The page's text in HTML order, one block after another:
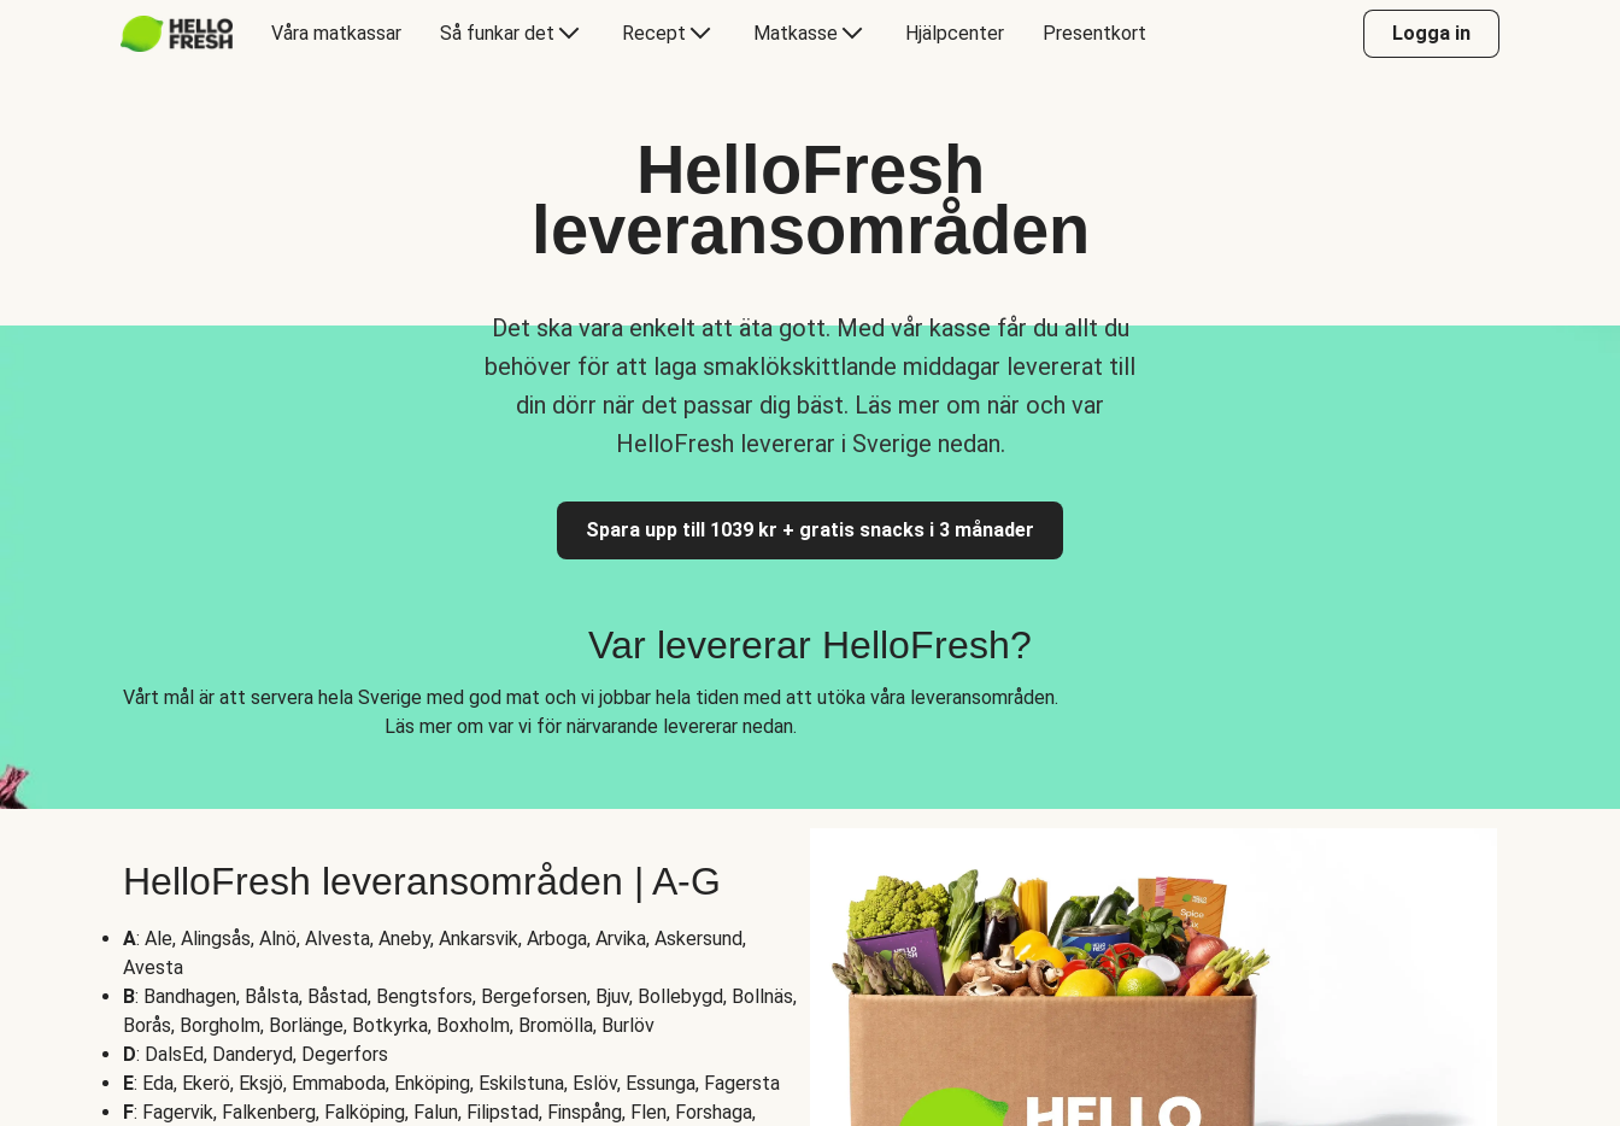
Våra matkassar Så funkar det Recept Matkasse Hjälpcenter Presentkort Logga in
HelloFresh
leveransområden
Det ska vara enkelt att äta gott. Med vår kasse får du allt du
behöver för att laga smaklökskittlande middagar levererat till
din dörr när det passar dig bäst. Läs mer om när och var
HelloFresh levererar i Sverige nedan.
Spara upp till 1039 kr + gratis snacks i 3 månader
Var levererar HelloFresh?
Vårt mål är att servera hela Sverige med god mat och vi jobbar hela tiden med att utöka våra leveransområden.
Läs mer om var vi för närvarande levererar nedan.
HelloFresh leveransområden | A-G
A: Ale, Alingsås, Alnö, Alvesta, Aneby, Ankarsvik, Arboga, Arvika, Askersund,
Avesta
B: Bandhagen, Bålsta, Båstad, Bengtsfors, Bergeforsen, Bjuv, Bollebygd, Bollnäs,
Borås, Borgholm, Borlänge, Botkyrka, Boxholm, Bromölla, Burlöv
D: DalsEd, Danderyd, Degerfors
E: Eda, Ekerö, Eksjö, Emmaboda, Enköping, Eskilstuna, Eslöv, Essunga, Fagersta
F: Fagervik, Falkenberg, Falköping, Falun, Filipstad, Finspång, Flen, Forshaga,